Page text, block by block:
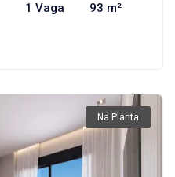
1 Vaga 93 m²
Na Planta